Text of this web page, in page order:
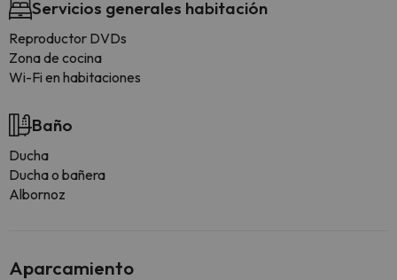
Servicios generales habitación
Reproductor DVDs
Zona de cocina
Wi-Fi en habitaciones
Baño
Ducha
Ducha o bañera
Albornoz
Aparcamiento